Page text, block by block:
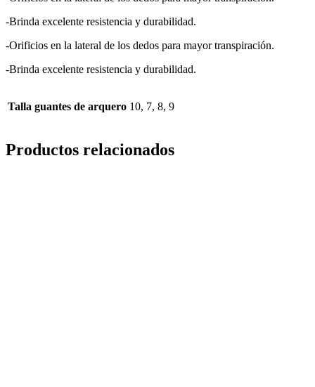
-Brinda excelente resistencia y durabilidad.
-Orificios en la lateral de los dedos para mayor transpiración.
-Brinda excelente resistencia y durabilidad.
Talla guantes de arquero 10, 7, 8, 9
Productos relacionados